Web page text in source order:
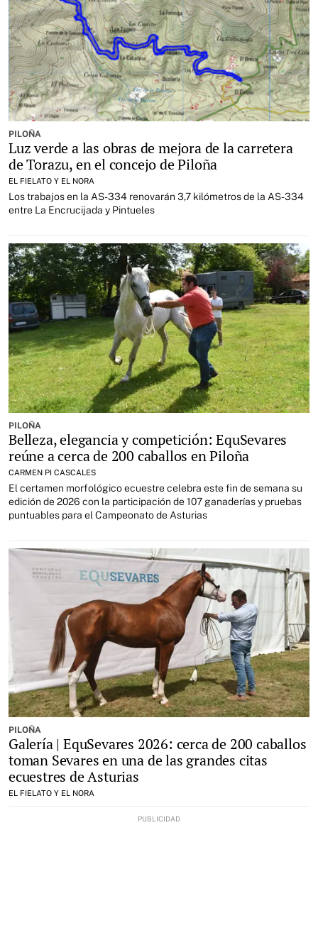
PILOÑA
Luz verde a las obras de mejora de la carretera
de Torazu, en el concejo de Piloña
EL FIELATO Y EL NORA
Los trabajos en la AS-334 renovarán 3,7 kilómetros de la AS-334
entre La Encrucijada y Pintueles
PILOÑA
Belleza, elegancia y competición: EquSevares
reúne a cerca de 200 caballos en Piloña
CARMEN PI CASCALES
El certamen morfológico ecuestre celebra este fin de semana su
edición de 2026 con la participación de 107 ganaderías y pruebas
puntuables para el Campeonato de Asturias
PILOÑA
Galería | EquSevares 2026: cerca de 200 caballos
toman Sevares en una de las grandes citas
ecuestres de Asturias
EL FIELATO Y EL NORA